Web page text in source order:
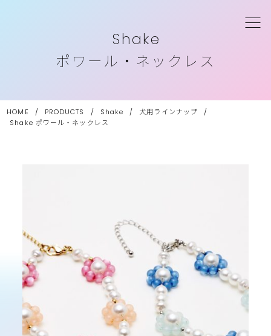
Shake
ポワール・ネックレス
HOME / PRODUCTS / Shake / 犬用ラインナップ
/
Shake ポワール・ネックレス